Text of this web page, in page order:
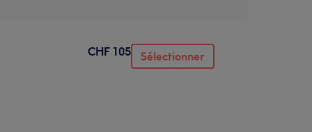
CHF 105 Sélectionner